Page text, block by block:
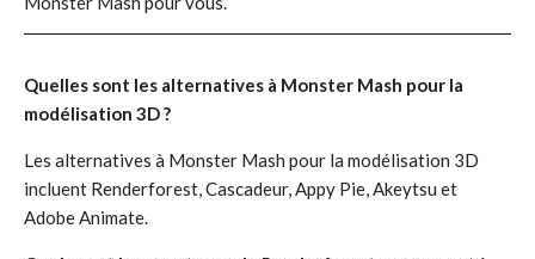
Quelles sont les alternatives à Monster Mash pour la
modélisation 3D ?
Les alternatives à Monster Mash pour la modélisation 3D
incluent Renderforest, Cascadeur, Appy Pie, Akeytsu et
Adobe Animate.